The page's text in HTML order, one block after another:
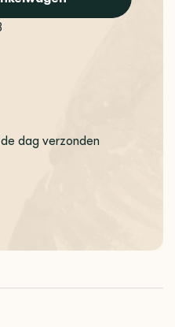
dag verzonden